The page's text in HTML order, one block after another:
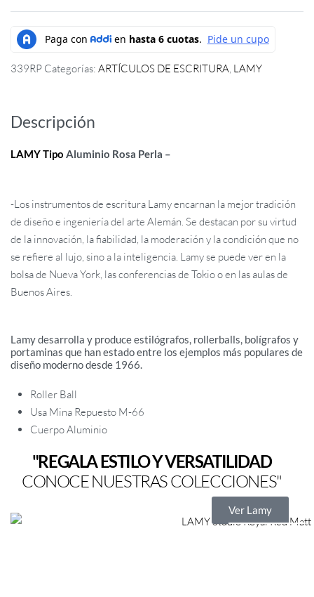
339RP Categorías: ARTÍCULOS DE ESCRITURA LAMY
Descripción
LAMYTipo Aluminio Rosa Perla –
-Los instrumentos de escritura Lamy encarnan la mejor tradición
de diseño e ingeniería del arte Alemán. Se destacan por su virtud
de la innovación, la fiabilidad, la moderación y la condición que no
se refiere al lujo, sino a la inteligencia. Lamy se puede ver en la
bolsa de Nueva York, las conferencias de Tokio o en las aulas de
Buenos Aires.
Lamy desarrolla y produce estilógrafos, rollerballs, bolígrafos y
portaminas que han estado entre los ejemplos más populares de
diseño moderno desde 1966.
Roller Ball
Usa Mina Repuesto M-66
Cuerpo Aluminio
"REGALA ESTILO Y VERSATILIDAD
CONOCE NUESTRAS COLECCIONES"
Ver Lamy